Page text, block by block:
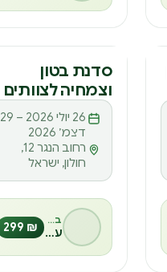
ס
סדנת בטון
וצמחיה לצוותים
26 יולי 2026 – 29
דצמ׳ 2026
חולון, ישראל
₪ 299